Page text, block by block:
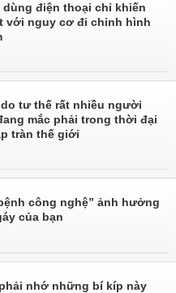
dùng điện thoại chỉ khiến
với nguy cơ đi chỉnh hình
tư thế rất nhiều người
mắc phải trong thời đại
tràn thế giới
công nghệ” ảnh hưởng
của bạn
nhớ những bí kíp này